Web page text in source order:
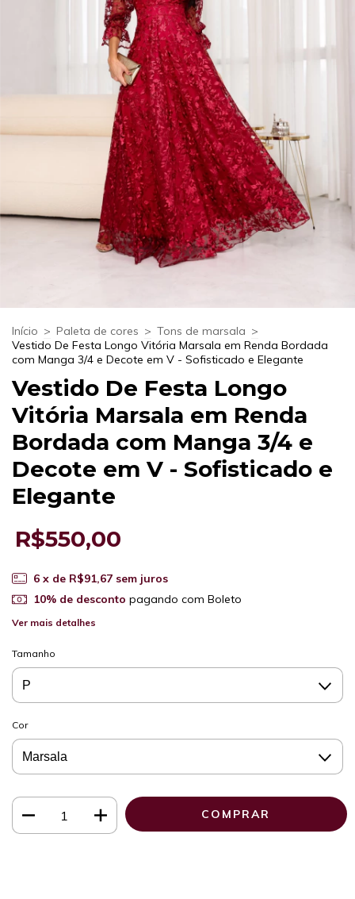
Início > Paleta de cores > Tons de marsala >
Vestido De Festa Longo Vitória Marsala em Renda Bordada
com Manga 3/4 e Decote em V - Sofisticado e Elegante
Vestido De Festa Longo
Vitória Marsala em Renda
Bordada com Manga 3/4 e
Decote em V - Sofisticado e
Elegante
R$550,00
6 x de R$91,67 sem juros
10% de desconto pagando com Boleto
Ver mais detalhes
Tamanho
Cor